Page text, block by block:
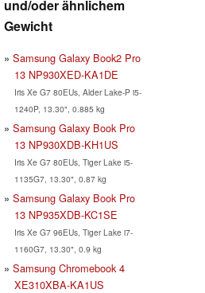
und/oder ähnlichem
Gewicht
Samsung Galaxy Book2 Pro
13 NP930XED-KA1DE
Iris Xe G7 80EUs, Alder Lake-P i5-
1240P, 13.30", 0.885 kg
Samsung Galaxy Book Pro
13 NP930XDB-KH1US
Iris Xe G7 80EUs, Tiger Lake i5-
1135G7, 13.30", 0.87 kg
Samsung Galaxy Book Pro
13 ‎NP935XDB-KC1SE
Iris Xe G7 96EUs, Tiger Lake i7-
1160G7, 13.30", 0.9 kg
Samsung Chromebook 4
XE310XBA-KA1US